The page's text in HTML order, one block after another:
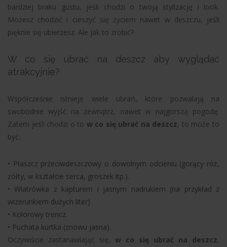
bardziej braku gustu, jeśli chodzi o twoją stylizację i look.
Możesz chodzić i cieszyć się życiem nawet w deszczu, jeśli
pięknie się ubierzesz. Ale jak to zrobić?
W co się ubrać na deszcz aby wyglądać
atrakcyjnie?
Współcześnie istnieje wiele ubrań, które pozwalają na
swobodnie wyjść na zewnątrz, nawet w najgorszą pogodę.
Zatem jeśli chodzi o to w co się ubrać na deszcz, to może to
być:
• Płaszcz przeciwdeszczowy o dowolnym odcieniu (gorący róż,
żółty, w kształcie serca, groszek itp.).
•Wiatrówka z kapturem i jasnym nadrukiem (na przykład z
wizerunkiem dużych liter).
• Kolorowy trencz.
• Puchata kurtka (znowu jasna).
Oczywiście zastanawiając się, w co się ubrać na deszcz,